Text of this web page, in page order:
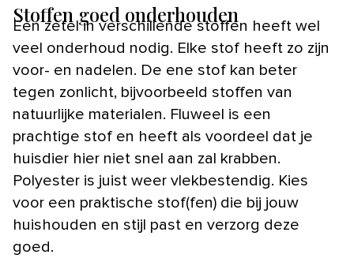
Stoffen goed onderhouden
Een zetel in verschillende stoffen heeft wel
veel onderhoud nodig. Elke stof heeft zo zijn
voor- en nadelen. De ene stof kan beter
tegen zonlicht, bijvoorbeeld stoffen van
natuurlijke materialen. Fluweel is een
prachtige stof en heeft als voordeel dat je
huisdier hier niet snel aan zal krabben.
Polyester is juist weer vlekbestendig. Kies
voor een praktische stof(fen) die bij jouw
huishouden en stijl past en verzorg deze
goed.